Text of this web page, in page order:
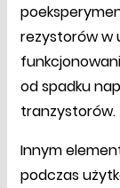
rezystorów w
od spadku
tranzystorów.
Innym
podczas